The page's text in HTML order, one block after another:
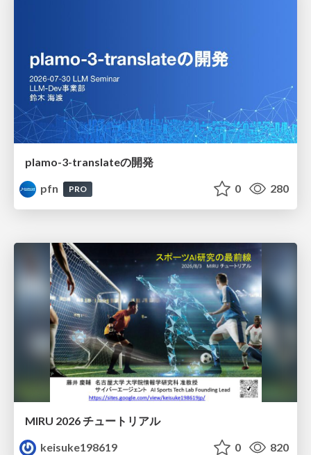
plamo-3-translateの開発
pfn
PRO 0 280
MIRU 2026 チュートリアル
keisuke198619
0 820